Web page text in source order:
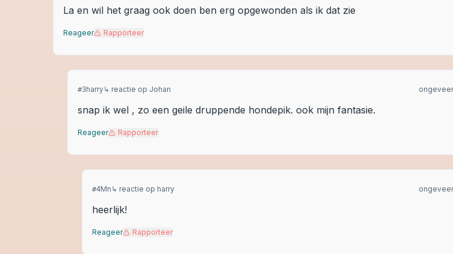
La en wil het graag ook doen ben erg opgewonden als ik dat zie
Reageer Rapporteer
#3harry↳ reactie op Johan
snap ik wel , zo een geile druppende hondepik. ook mijn fantasie.
Reageer Rapporteer
#4Mn ↳ reactie op harry
heerlijk!
Reageer Rapporteer